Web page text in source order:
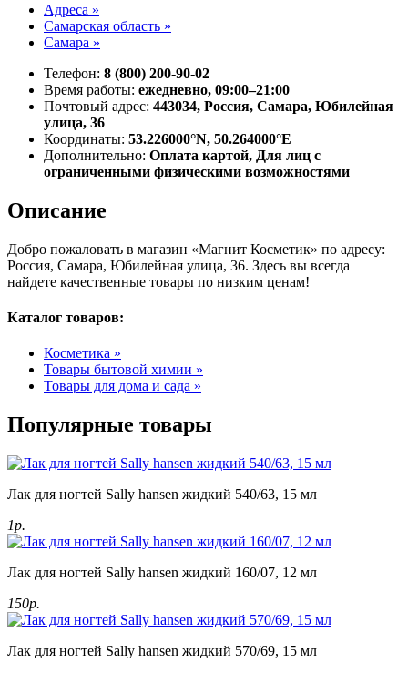
Адреса »
Самарская область »
Самара »
Телефон: 8 (800) 200-90-02
Время работы: ежедневно, 09:00–21:00
Почтовый адрес: 443034, Россия, Самара, Юбилейная
улица, 36
Координаты: 53.226000°N, 50.264000°E
Дополнительно: Оплата картой, Для лиц с
ограниченными физическими возможностями
Описание
Добро пожаловать в магазин «Магнит Косметик» по адресу:
Россия, Самара, Юбилейная улица, 36. Здесь вы всегда
найдете качественные товары по низким ценам!
Каталог товаров:
Косметика »
Товары бытовой химии »
Товары для дома и сада »
Популярные товары
Лак для ногтей Sally hansen жидкий 540/63, 15 мл
1р.
Лак для ногтей Sally hansen жидкий 160/07, 12 мл
150р.
Лак для ногтей Sally hansen жидкий 570/69, 15 мл